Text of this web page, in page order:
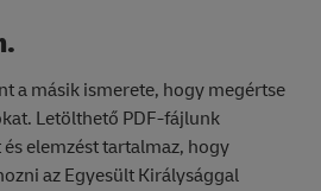
a másik ismerete, hogy megértse
Letölthető PDF-fájlunk
elemzést tartalmaz, hogy
az Egyesült Királysággal